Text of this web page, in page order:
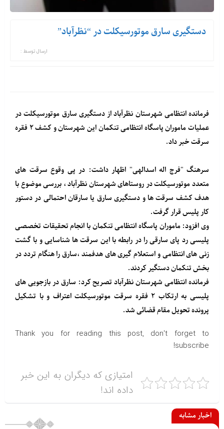
دستگیری سارق موتورسیکلت در “نظرآباد”
ارسال توسط :
فرمانده انتظامی شهرستان نظرآباد از دستگیری سارق موتورسیکلت در
عملیات ماموران پاسگاه انتظامی تنکمان این شهرستان و کشف ۲ فقره
سرقت خبر داد.
سرهنگ "فرج اله اسدالهی" اظهار داشت: در پی وقوع سرقت های
متعدد موتورسیکلت در روستاهای شهرستان نظرآباد ، بررسی موضوع با
هدف کشف سرقت ها و دستگیری سارق یا سارقان احتمالی در دستور
کار پلیس قرار گرفت.
وی افزود: ماموران پاسگاه انتظامی تنکمان با انجام تحقیقات تخصصی
پلیسی رد پای سارقی را در رابطه با این سرقت ها شناسایی و با گشت
زنی های انتظامی و استعلام گیری های هدفمند ،سارق را هنگام تردد در
بخش تنکمان دستگیر کردند.
فرمانده انتظامی شهرستان نظرآباد تصریح کرد: سارق در بازجویی های
پلیسی به ارتکاب ۲ فقره سرقت موتورسیکلت اعتراف و با تشکیل
پرونده تحویل مقام قضائی شد.
Thank you for reading this post, don't forget to
subscribe!
امتیازی که دیگران به این خبر
داده اند!
اخبار مشابه